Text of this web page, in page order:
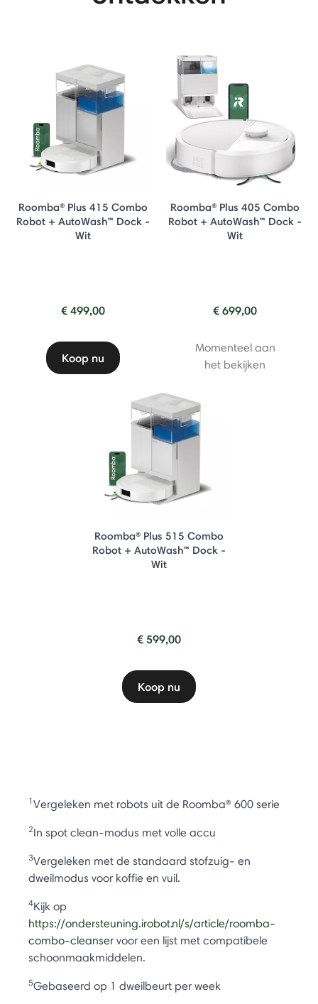
Roomba® Plus 415 Combo
Robot + AutoWash™ Dock -
Wit
€ 499,00
Koop nu
Roomba® Plus 405 Combo
Robot + AutoWash™ Dock -
Wit
€ 699,00
Momenteel aan
het bekijken
Roomba® Plus 515 Combo
Robot + AutoWash™ Dock -
Wit
€ 599,00
Koop nu
1 Vergeleken met robots uit de Roomba® 600 serie
2In spot clean-modus met volle accu
3Vergeleken met de standaard stofzuig- en
dweilmodus voor koffie en vuil.
4Kijk op
https://ondersteuning.irobot.nl/s/article/roomba-
combo-cleanser voor een lijst met compatibele
schoonmaakmiddelen.
5Gebaseerd op 1 dweilbeurt per week